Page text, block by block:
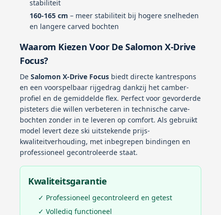
stabiliteit
160-165 cm – meer stabiliteit bij hogere snelheden
en langere carved bochten
Waarom Kiezen Voor De Salomon X-Drive
Focus?
De Salomon X-Drive Focus biedt directe kantrespons
en een voorspelbaar rijgedrag dankzij het camber-
profiel en de gemiddelde flex. Perfect voor gevorderde
pisteters die willen verbeteren in technische carve-
bochten zonder in te leveren op comfort. Als gebruikt
model levert deze ski uitstekende prijs-
kwaliteitverhouding, met inbegrepen bindingen en
professioneel gecontroleerde staat.
Kwaliteitsgarantie
✓ Professioneel gecontroleerd en getest
✓ Volledig functioneel